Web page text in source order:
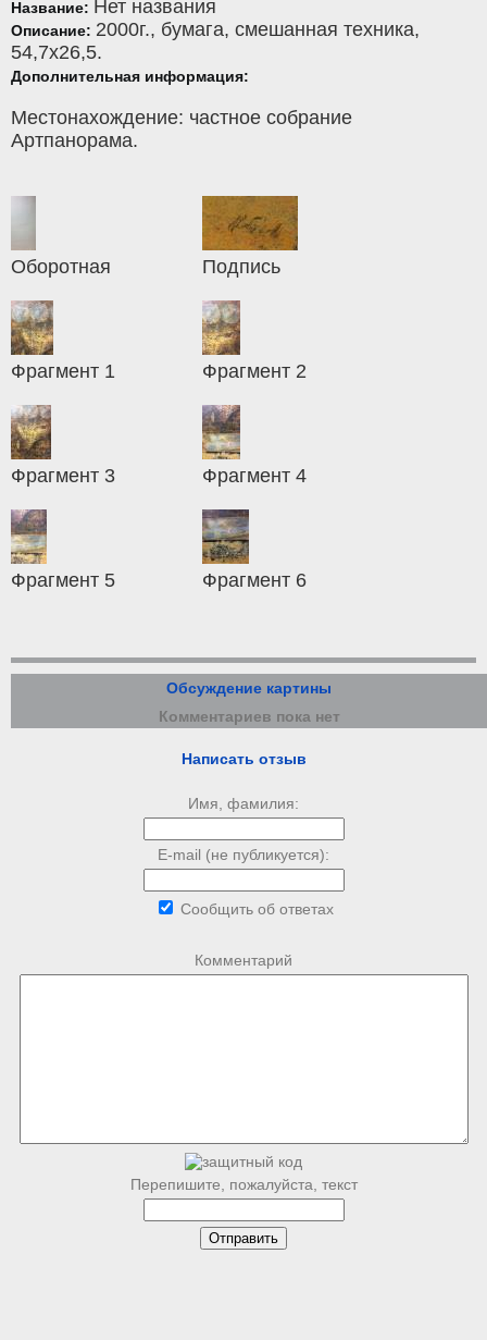
Название: Нет названия
Описание: 2000г., бумага, смешанная техника,
54,7x26,5.
Дополнительная информация:
Местонахождение: частное собрание
Артпанорама.
Оборотная Подпись
Фрагмент 1 Фрагмент 2
Фрагмент 3 Фрагмент 4
Фрагмент 5 Фрагмент 6
Обсуждение картины
Комментариев пока нет
Написать отзыв
Имя, фамилия:
E-mail (не публикуется):
Сообщить об ответах
Комментарий
Перепишите, пожалуйста, текст